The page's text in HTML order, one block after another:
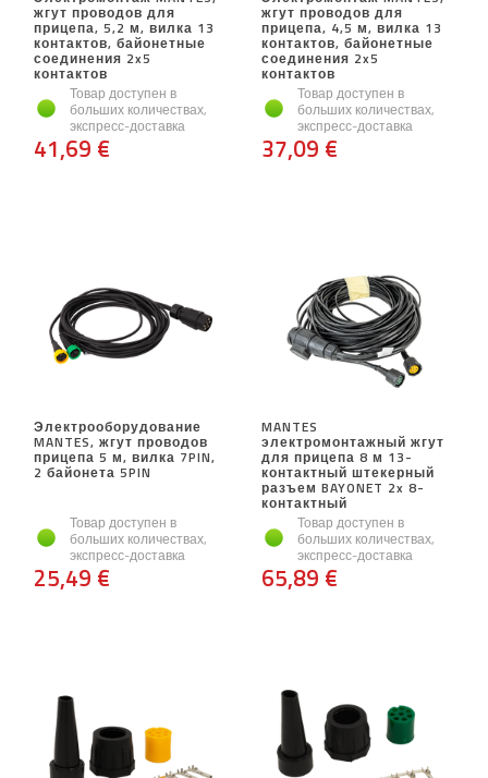
жгут проводов для
прицепа, 5,2 м, вилка 13
контактов, байонетные
соединения 2x5
контактов
Товар доступен в
больших количествах,
экспресс-доставка
41,69 €
жгут проводов для
прицепа, 4,5 м, вилка 13
контактов, байонетные
соединения 2x5
контактов
Товар доступен в
больших количествах,
экспресс-доставка
37,09 €
Электрооборудование
MANTES, жгут проводов
прицепа 5 м, вилка 7PIN,
2 байонета 5PIN
Товар доступен в
больших количествах,
экспресс-доставка
25,49 €
MANTES
электромонтажный жгут
для прицепа 8 м 13-
контактный штекерный
разъем BAYONET 2x 8-
контактный
Товар доступен в
больших количествах,
экспресс-доставка
65,89 €